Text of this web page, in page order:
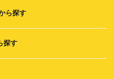
ら探す
探す